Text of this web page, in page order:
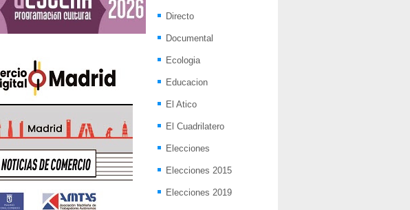
Directo
Documental
Ecologia
Educacion
El Atico
El Cuadrilatero
Elecciones
Elecciones 2015
Elecciones 2019